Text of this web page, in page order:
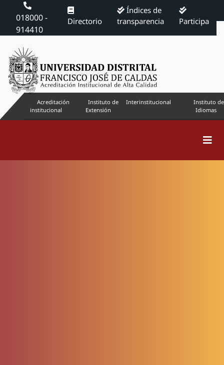
018000 -
914410
Directorio
Índices de
transparencia
Participa
Acreditación
institucional
Instituto de
Extensión
Interinstitucional
Instituto de
Idiomas